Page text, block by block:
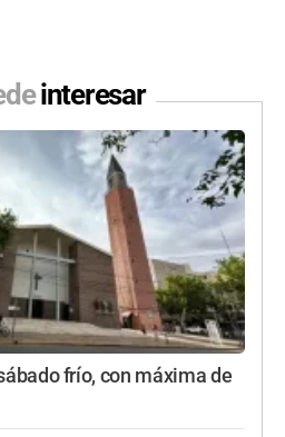
interesar
frío, con máxima de